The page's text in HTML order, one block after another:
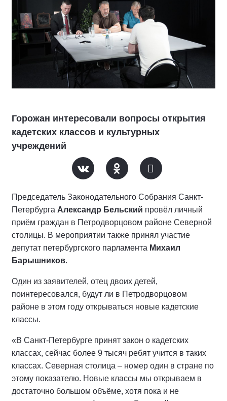
Горожан интересовали вопросы открытия
кадетских классов и культурных
учреждений
Председатель Законодательного Собрания Санкт-
Петербурга Александр Бельский провёл личный
приём граждан в Петродворцовом районе Северной
столицы. В мероприятии также принял участие
депутат петербургского парламента Михаил
Барышников.
Один из заявителей, отец двоих детей,
поинтересовался, будут ли в Петродворцовом
районе в этом году открываться новые кадетские
классы.
«В Санкт-Петербурге принят закон о кадетских
классах, сейчас более 9 тысяч ребят учится в таких
классах. Северная столица – номер один в стране по
этому показателю. Новые классы мы открываем в
достаточно большом объёме, хотя пока и не